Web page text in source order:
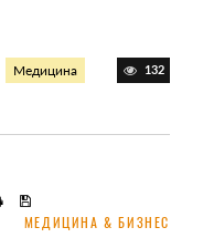
Медицина 132
МЕДИЦИНА & БИЗНЕС